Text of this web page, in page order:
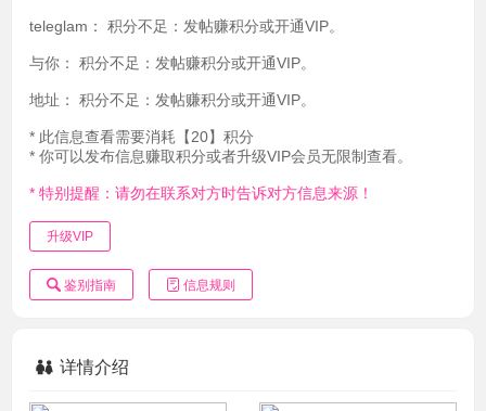
teleglam： 积分不足：发帖赚积分或开通VIP。
与你： 积分不足：发帖赚积分或开通VIP。
地址： 积分不足：发帖赚积分或开通VIP。
* 此信息查看需要消耗【20】积分
* 你可以发布信息赚取积分或者升级VIP会员无限制查看。
* 特别提醒：请勿在联系对方时告诉对方信息来源！
升级VIP
鉴别指南 信息规则
详情介绍